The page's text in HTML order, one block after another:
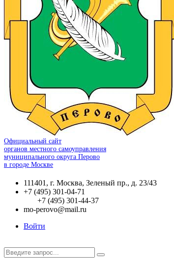
Официальный сайт
органов местного самоуправления
муниципального округа Перово
в городе Москве
111401, г. Москва, Зеленый пр., д. 23/43
+7 (495) 301-04-71
+7 (495) 301-44-37
mo-perovo@mail.ru
Войти